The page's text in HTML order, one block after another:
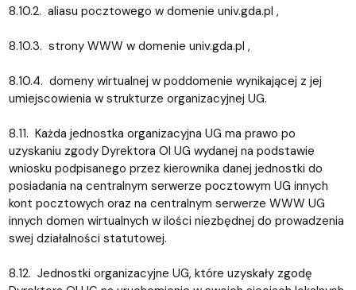
8.10.2. aliasu pocztowego w domenie univ.gda.pl ,
8.10.3. strony WWW w domenie univ.gda.pl ,
8.10.4. domeny wirtualnej w poddomenie wynikającej z jej
umiejscowienia w strukturze organizacyjnej UG.
8.11. Każda jednostka organizacyjna UG ma prawo po
uzyskaniu zgody Dyrektora OI UG wydanej na podstawie
wniosku podpisanego przez kierownika danej jednostki do
posiadania na centralnym serwerze pocztowym UG innych
kont pocztowych oraz na centralnym serwerze WWW UG
innych domen wirtualnych w ilości niezbędnej do prowadzenia
swej działalności statutowej.
8.12. Jednostki organizacyjne UG, które uzyskały zgodę